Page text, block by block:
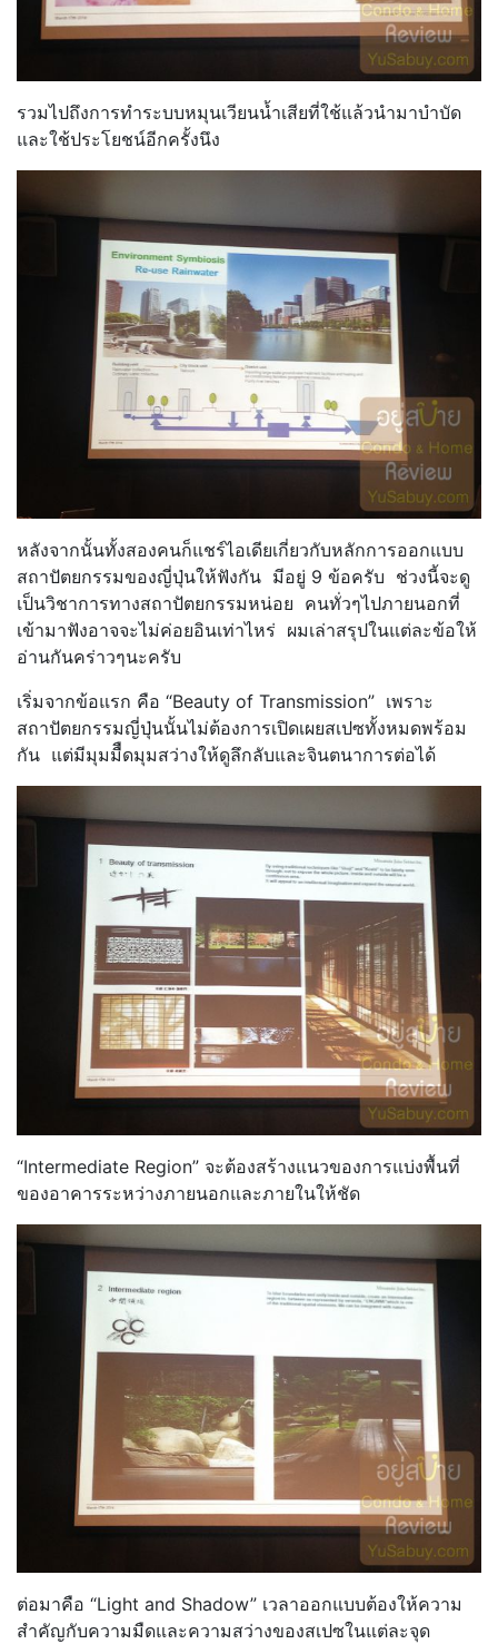
รวมไปถึงการทำระบบหมุนเวียนน้ำเสียที่ใช้แล้วนำมาบำบัด
และใช้ประโยชน์อีกครั้งนึง
หลังจากนั้นทั้งสองคนก็แชร์ไอเดียเกี่ยวกับหลักการออกแบบ
สถาปัตยกรรมของญี่ปุ่นให้ฟังกัน มีอยู่ 9 ข้อครับ ช่วงนี้จะดู
เป็นวิชาการทางสถาปัตยกรรมหน่อย คนทั่วๆไปภายนอกที่
เข้ามาฟังอาจจะไม่ค่อยอินเท่าไหร่ ผมเล่าสรุปในแต่ละข้อให้
อ่านกันคร่าวๆนะครับ
เริ่มจากข้อแรก คือ “Beauty of Transmission” เพราะ
สถาปัตยกรรมญี่ปุ่นนั้นไม่ต้องการเปิดเผยสเปซทั้งหมดพร้อม
กัน แต่มีมุมมืืดมุมสว่างให้ดูลึกลับและจินตนาการต่อได้
“Intermediate Region” จะต้องสร้างแนวของการแบ่งพื้นที่
ของอาคารระหว่างภายนอกและภายในให้ชัด
ต่อมาคือ “Light and Shadow” เวลาออกแบบต้องให้ความ
สำคัญกับความมืดและความสว่างของสเปซในแต่ละจุด